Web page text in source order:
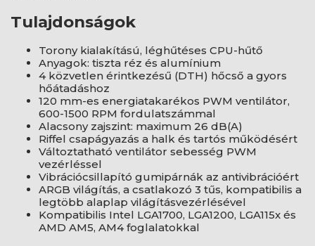
Tulajdonságok
Torony kialakítású, léghűtéses CPU-hűtő
Anyagok: tiszta réz és alumínium
4 közvetlen érintkezésű (DTH) hőcső a gyors
hőátadáshoz
120 mm-es energiatakarékos PWM ventilátor,
600-1500 RPM fordulatszámmal
Alacsony zajszint: maximum 26 dB(A)
Riffel csapágyazás a halk és tartós működésért
Változtatható ventilátor sebesség PWM
vezérléssel
Vibrációcsillapító gumipárnák az antivibrációért
ARGB világítás, a csatlakozó 3 tűs, kompatibilis a
legtöbb alaplap világításvezérlésével
Kompatibilis Intel LGA1700, LGA1200, LGA115x és
AMD AM5, AM4 foglalatokkal